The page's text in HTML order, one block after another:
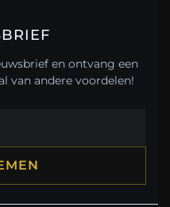
en ontvang een
van andere voordelen!